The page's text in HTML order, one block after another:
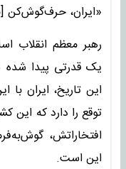
«ایران، حرف‌گوش‌کن
رهبر معظم انقلاب
یک قدرتی پیدا شده
این تاریخ، ایران با
توقع را دارد که این
افتخاراتش،
این است.